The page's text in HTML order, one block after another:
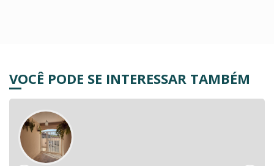
VOCÊ PODE SE INTERESSAR TAMBÉM